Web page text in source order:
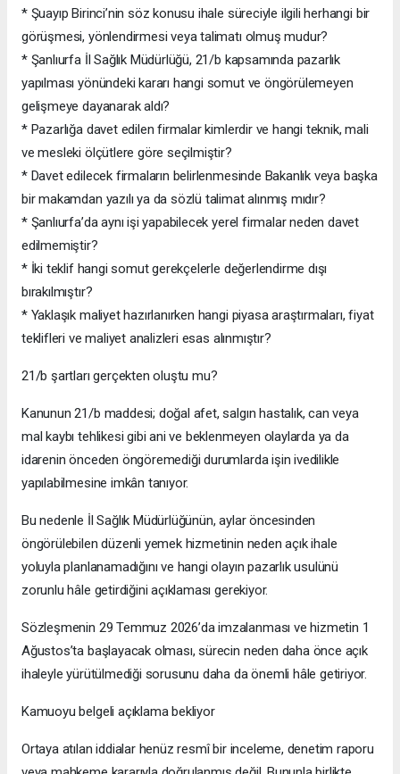
* Şuayıp Birinci’nin söz konusu ihale süreciyle ilgili herhangi bir
görüşmesi, yönlendirmesi veya talimatı olmuş mudur?
* Şanlıurfa İl Sağlık Müdürlüğü, 21/b kapsamında pazarlık
yapılması yönündeki kararı hangi somut ve öngörülemeyen
gelişmeye dayanarak aldı?
* Pazarlığa davet edilen firmalar kimlerdir ve hangi teknik, mali
ve mesleki ölçütlere göre seçilmiştir?
* Davet edilecek firmaların belirlenmesinde Bakanlık veya başka
bir makamdan yazılı ya da sözlü talimat alınmış mıdır?
* Şanlıurfa’da aynı işi yapabilecek yerel firmalar neden davet
edilmemiştir?
* İki teklif hangi somut gerekçelerle değerlendirme dışı
bırakılmıştır?
* Yaklaşık maliyet hazırlanırken hangi piyasa araştırmaları, fiyat
teklifleri ve maliyet analizleri esas alınmıştır?
21/b şartları gerçekten oluştu mu?
Kanunun 21/b maddesi; doğal afet, salgın hastalık, can veya
mal kaybı tehlikesi gibi ani ve beklenmeyen olaylarda ya da
idarenin önceden öngöremediği durumlarda işin ivedilikle
yapılabilmesine imkân tanıyor.
Bu nedenle İl Sağlık Müdürlüğünün, aylar öncesinden
öngörülebilen düzenli yemek hizmetinin neden açık ihale
yoluyla planlanamadığını ve hangi olayın pazarlık usulünü
zorunlu hâle getirdiğini açıklaması gerekiyor.
Sözleşmenin 29 Temmuz 2026’da imzalanması ve hizmetin 1
Ağustos’ta başlayacak olması, sürecin neden daha önce açık
ihaleyle yürütülmediği sorusunu daha da önemli hâle getiriyor.
Kamuoyu belgeli açıklama bekliyor
Ortaya atılan iddialar henüz resmî bir inceleme, denetim raporu